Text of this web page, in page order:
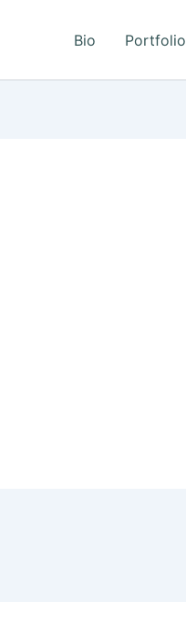
Bio Portfolio